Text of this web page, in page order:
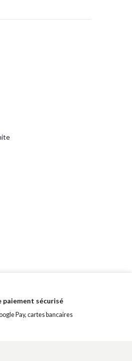
paiement sécurisé
Pay, cartes bancaires